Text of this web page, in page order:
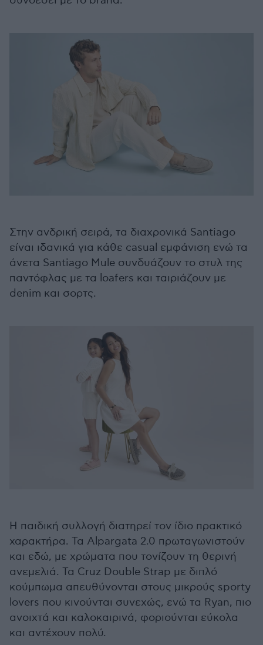
Στην ανδρική σειρά, τα διαχρονικά Santiago
είναι ιδανικά για κάθε casual εμφάνιση ενώ τα
άνετα Santiago Mule συνδυάζουν το στυλ της
παντόφλας με τα loafers και ταιριάζουν με
denim και σορτς.
Η παιδική συλλογή διατηρεί τον ίδιο πρακτικό
χαρακτήρα. Τα Alpargata 2.0 πρωταγωνιστούν
και εδώ, με χρώματα που τονίζουν τη θερινή
ανεμελιά. Τα Cruz Double Strap με διπλό
κούμπωμα απευθύνονται στους μικρούς sporty
lovers που κινούνται συνεχώς, ενώ τα Ryan, πιο
ανοιχτά και καλοκαιρινά, φοριούνται εύκολα
και αντέχουν πολύ.